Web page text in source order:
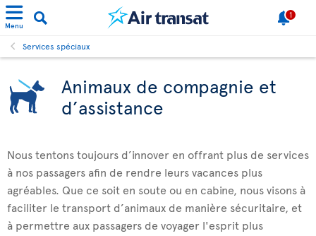
Menu
1
Services spéciaux
Animaux de compagnie et
d’assistance
Nous tentons toujours d’innover en offrant plus de services
à nos passagers afin de rendre leurs vacances plus
agréables. Que ce soit en soute ou en cabine, nous visons à
faciliter le transport d’animaux de manière sécuritaire, et
à permettre aux passagers de voyager l'esprit plus